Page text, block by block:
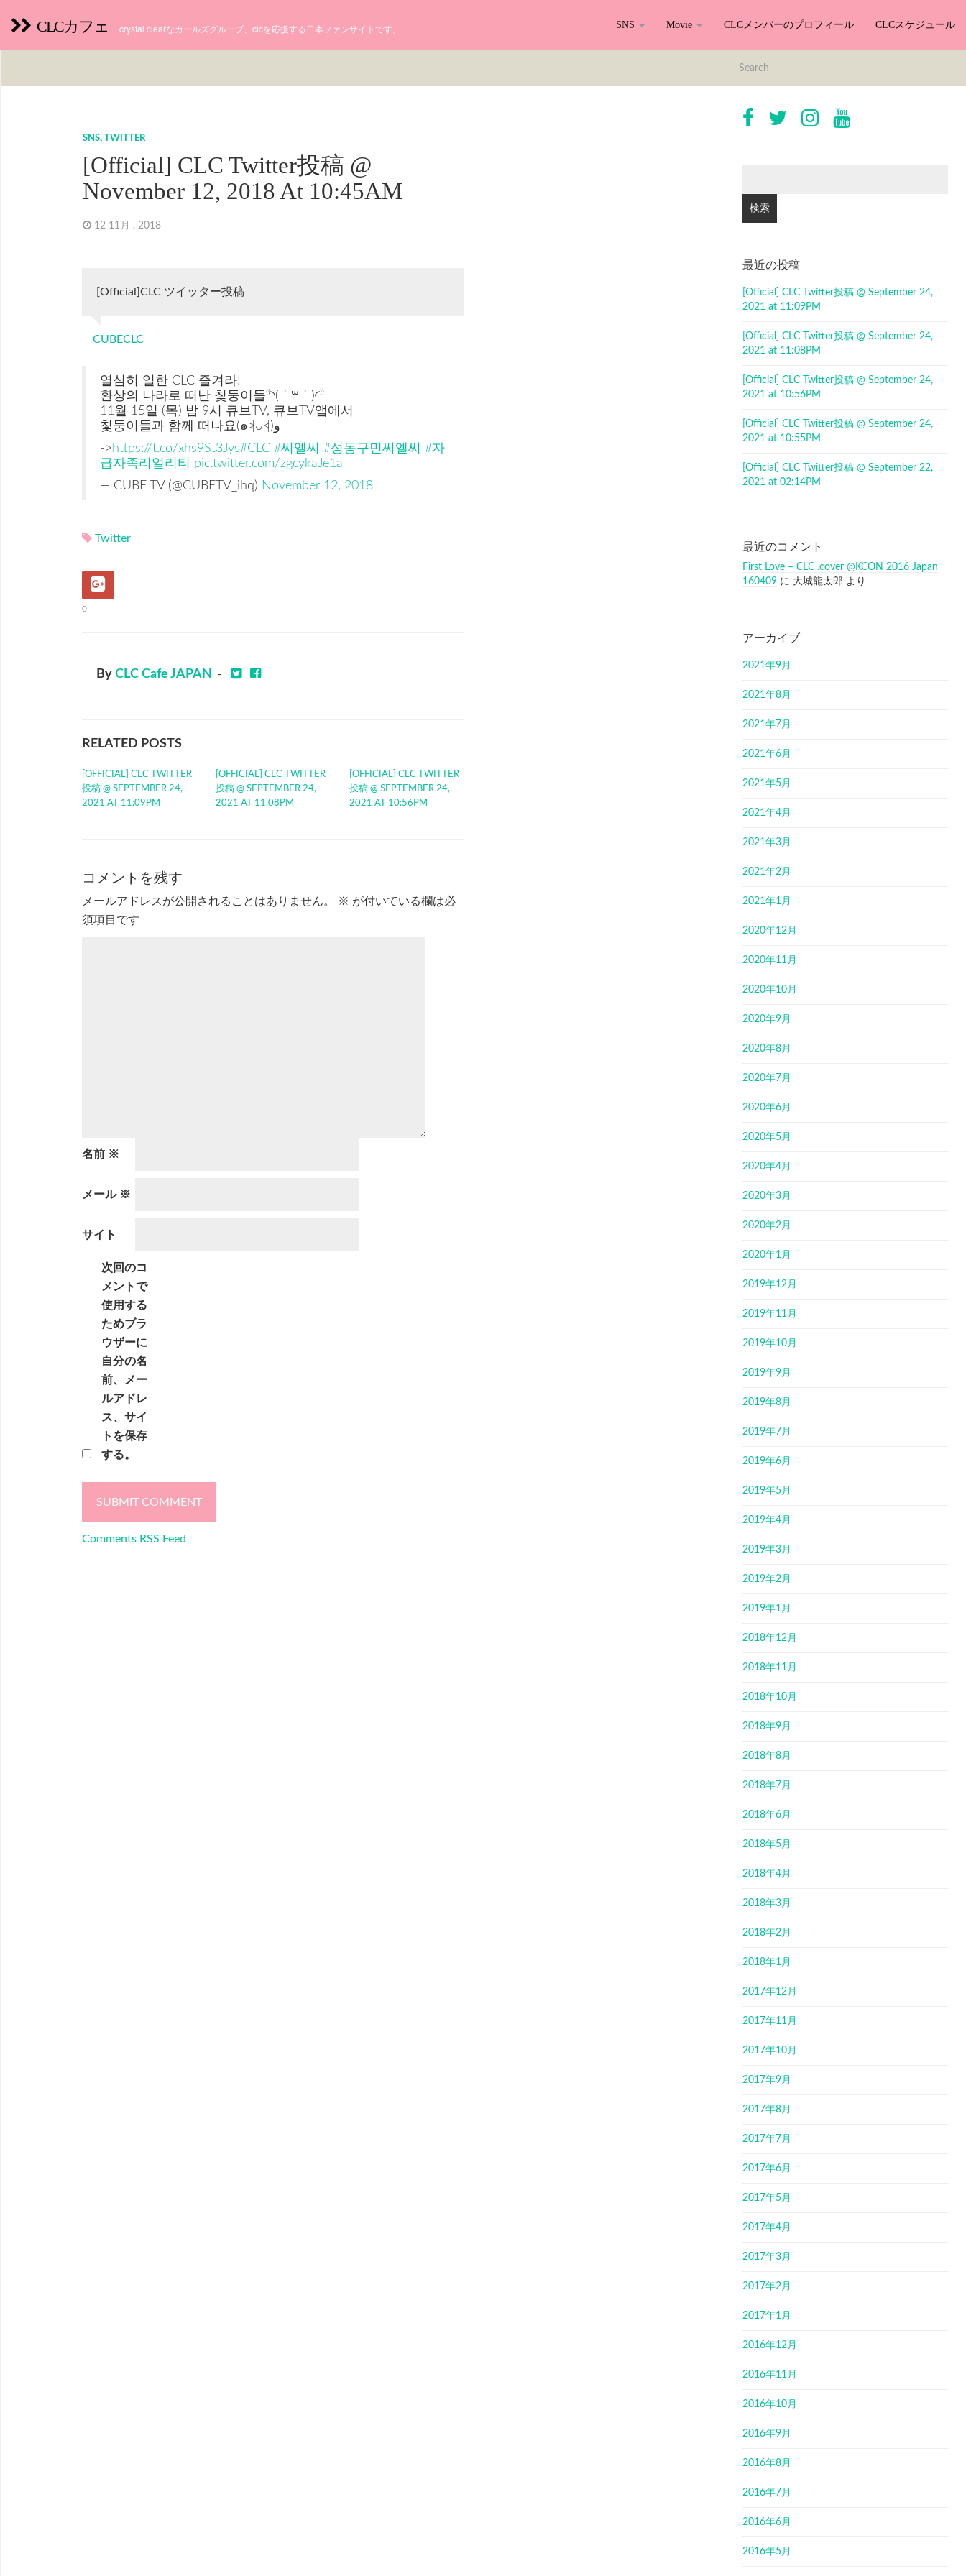
CLCカフェ crystal clearなガールズグループ、clcを応援する日本ファンサイトです。 SNS Movie CLCメンバーのプロフィール CLCスケジュール
SNS,TWITTER
[Official] CLC Twitter投稿 @
November 12, 2018 At 10:45AM
12 11月 , 2018
[Official]CLC ツイッター投稿
CUBECLC
열심히 일한 CLC 즐겨라!
환상의 나라로 떠난 칯둥이들⁽⁽◝( ˙ ꒳ ˙ )◜⁾⁾
11월 15일 (목) 밤 9시 큐브TV, 큐브TV앱에서
칯둥이들과 함께 떠나요(๑˃̵ᴗ˂̵)و
->https://t.co/xhs9St3Jys#CLC #씨엘씨 #성동구민씨엘씨
#자
급자족리얼리티
pic.twitter.com/zgcykaJe1a
— CUBE TV (@CUBETV_ihq) November 12, 2018
Twitter
0
By CLC Cafe JAPAN -
RELATED POSTS
[OFFICIAL] CLC TWITTER
投稿 @ SEPTEMBER 24,
2021 AT 11:09PM
[OFFICIAL] CLC TWITTER
投稿 @ SEPTEMBER 24,
2021 AT 11:08PM
[OFFICIAL] CLC TWITTER
投稿 @ SEPTEMBER 24,
2021 AT 10:56PM
コメントを残す
メールアドレスが公開されることはありません。 ※ が付いている欄は必
須項目です
名前 ※
メール ※
サイト
次回のコ
メントで
使用する
ためブラ
ウザーに
自分の名
前、メー
ルアドレ
ス、サイ
トを保存
する。
Comments RSS Feed
最近の投稿
[Official] CLC Twitter投稿 @ September 24,
2021 at 11:09PM
[Official] CLC Twitter投稿 @ September 24,
2021 at 11:08PM
[Official] CLC Twitter投稿 @ September 24,
2021 at 10:56PM
[Official] CLC Twitter投稿 @ September 24,
2021 at 10:55PM
[Official] CLC Twitter投稿 @ September 22,
2021 at 02:14PM
最近のコメント
First Love – CLC .cover @KCON 2016 Japan
160409 に 大城龍太郎 より
アーカイブ
2021年9月
2021年8月
2021年7月
2021年6月
2021年5月
2021年4月
2021年3月
2021年2月
2021年1月
2020年12月
2020年11月
2020年10月
2020年9月
2020年8月
2020年7月
2020年6月
2020年5月
2020年4月
2020年3月
2020年2月
2020年1月
2019年12月
2019年11月
2019年10月
2019年9月
2019年8月
2019年7月
2019年6月
2019年5月
2019年4月
2019年3月
2019年2月
2019年1月
2018年12月
2018年11月
2018年10月
2018年9月
2018年8月
2018年7月
2018年6月
2018年5月
2018年4月
2018年3月
2018年2月
2018年1月
2017年12月
2017年11月
2017年10月
2017年9月
2017年8月
2017年7月
2017年6月
2017年5月
2017年4月
2017年3月
2017年2月
2017年1月
2016年12月
2016年11月
2016年10月
2016年9月
2016年8月
2016年7月
2016年6月
2016年5月